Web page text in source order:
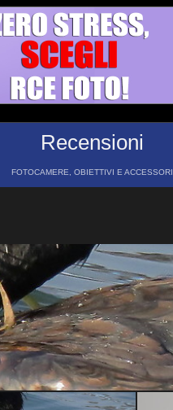
Recensioni
FOTOCAMERE, OBIETTIVI E ACCESSORI